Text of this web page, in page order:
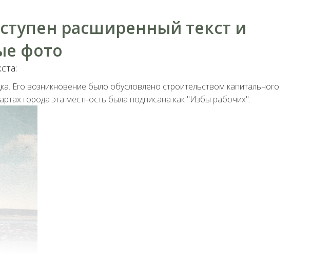
расширенный текст и
фото
Его возникновение было обусловлено строительством капитального
города эта местность была подписана как "Избы рабочих".